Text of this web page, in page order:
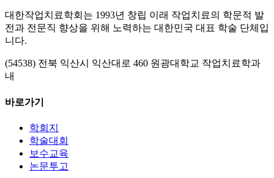
대한작업치료학회는 1993년 창립 이래 작업치료의 학문적 발
전과 전문직 향상을 위해 노력하는 대한민국 대표 학술 단체입
니다.
(54538) 전북 익산시 익산대로 460 원광대학교 작업치료학과
내
바로가기
학회지
학술대회
보수교육
논문투고